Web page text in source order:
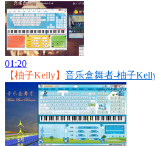
01:20
【柚子Kelly】 音乐盒舞者-柚子